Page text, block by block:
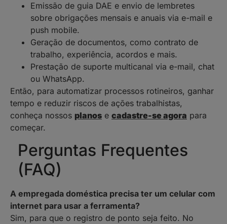
Emissão de guia DAE e envio de lembretes
sobre obrigações mensais e anuais via e-mail e
push mobile.
Geração de documentos, como contrato de
trabalho, experiência, acordos e mais.
Prestação de suporte multicanal via e-mail, chat
ou WhatsApp.
Então, para automatizar processos rotineiros, ganhar
tempo e reduzir riscos de ações trabalhistas,
conheça nossos planos e cadastre-se agora para
começar.
Perguntas Frequentes
(FAQ)
A empregada doméstica precisa ter um celular com
internet para usar a ferramenta?
Sim, para que o registro de ponto seja feito. No